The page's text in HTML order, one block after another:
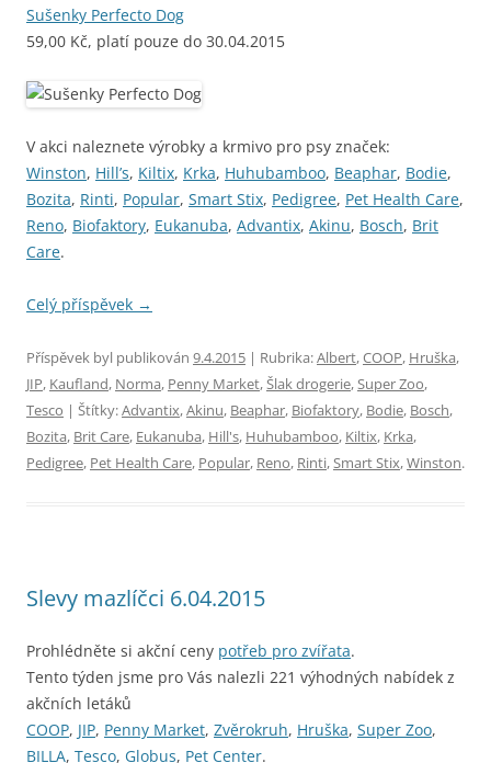
Sušenky Perfecto Dog
59,00 Kč, platí pouze do 30.04.2015
V akci naleznete výrobky a krmivo pro psy značek:
Winston, Hill’s, Kiltix, Krka, Huhubamboo, Beaphar, Bodie,
Bozita, Rinti, Popular, Smart Stix, Pedigree, Pet Health Care,
Reno, Biofaktory, Eukanuba, Advantix, Akinu, Bosch, Brit
Care.
Celý příspěvek →
Příspěvek byl publikován 9.4.2015 | Rubrika:Albert,COOP, Hruška,
JIP, Kaufland, Norma, Penny Market,Šlak drogerie,Super Zoo,
Tesco | Štítky:Advantix,Akinu, Beaphar, Biofaktory, Bodie, Bosch,
Bozita, Brit Care, Eukanuba, Hill's, Huhubamboo, Kiltix, Krka,
Pedigree, Pet Health Care, Popular, Reno, Rinti,Smart Stix,Winston.
Slevy mazlíčci 6.04.2015
Prohlédněte si akční ceny potřeb pro zvířata.
Tento týden jsme pro Vás nalezli 221 výhodných nabídek z
akčních letáků
COOP, JIP, Penny Market, Zvěrokruh, Hruška, Super Zoo,
BILLA, Tesco, Globus, Pet Center.